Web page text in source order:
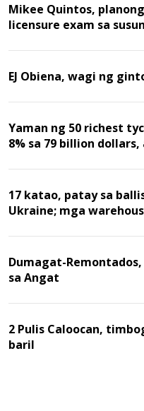
Mikee Quintos,
licensure exam sa
EJ Obiena, wagi ng
Yaman ng 50 richest
8% sa 79 billion dollars,
17 katao, patay sa
Ukraine; mga
Dumagat-
sa Angat
2 Pulis Caloocan,
baril